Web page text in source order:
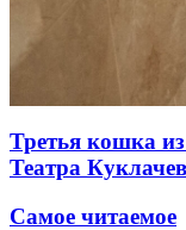
Третья кошка
Театра
Самое читаемое